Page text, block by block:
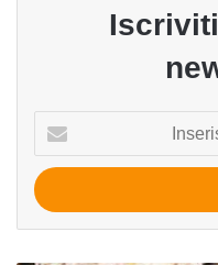
tua
mail